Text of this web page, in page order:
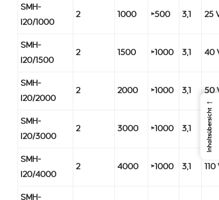
SMH-
I20/1000
2 1000 >500 3,1 25
SMH-
I20/1500
2 1500 >1000 3,1 40
SMH-
I20/2000
2 2000 >1000 3,1 50
SMH-
I20/3000
2 3000 >1000 3,1 80
SMH-
I20/4000
2 4000 >1000 3,1 110
SMH-
←
Inhaltsübersicht